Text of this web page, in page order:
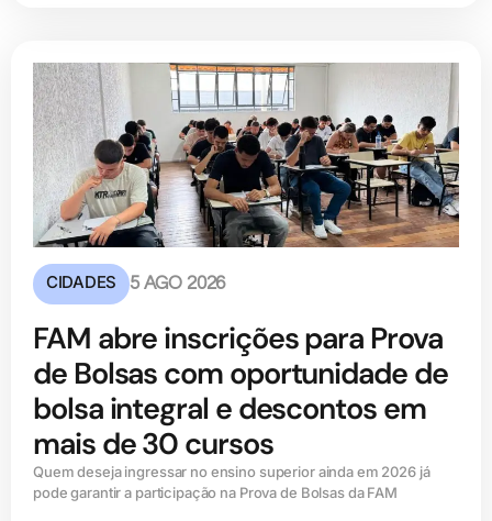
CIDADES 5 AGO 2026
FAM abre inscrições para Prova
de Bolsas com oportunidade de
bolsa integral e descontos em
mais de 30 cursos
Quem deseja ingressar no ensino superior ainda em 2026 já
pode garantir a participação na Prova de Bolsas da FAM